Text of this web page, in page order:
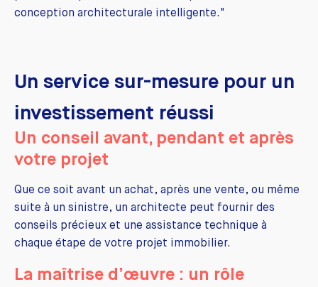
conception architecturale intelligente."
Un service sur-mesure pour un
investissement réussi
Un conseil avant, pendant et après
votre projet
Que ce soit avant un achat, après une vente, ou même
suite à un sinistre, un architecte peut fournir des
conseils précieux et une assistance technique à
chaque étape de votre projet immobilier.
La maîtrise d’œuvre : un rôle